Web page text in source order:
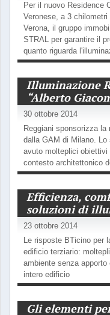
Per il nuovo Residence
Veronese, a 3
Verona, il gruppo
STRAL per garantire il
quanto riguarda
Illuminazione
“Alberto
30 ottobre 2014
Reggiani sponsorizza
dalla GAM di Milano.
avuto molteplici
contesto architettonico
Efficienza,
soluzioni di
23 ottobre 2014
Le risposte BTicino per
edificio terziario:
ambiente senza
intero edificio
Gli elementi